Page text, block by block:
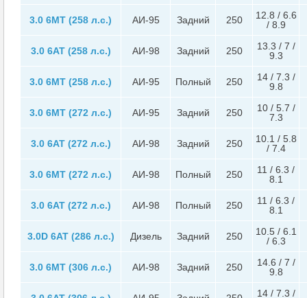
3.0 6MT (258 л.с.) АИ-95 Задний 250
12.8 / 6.6
/ 8.9
3.0 6AT (258 л.с.) АИ-98 Задний 250
13.3 / 7 /
9.3
3.0 6MT (258 л.с.) АИ-95 Полный 250
14 / 7.3 /
9.8
3.0 6MT (272 л.с.) АИ-95 Задний 250
10 / 5.7 /
7.3
3.0 6AT (272 л.с.) АИ-98 Задний 250
10.1 / 5.8
/ 7.4
3.0 6MT (272 л.с.) АИ-98 Полный 250
11 / 6.3 /
8.1
3.0 6AT (272 л.с.) АИ-98 Полный 250
11 / 6.3 /
8.1
3.0D 6AT (286 л.с.) Дизель Задний 250
10.5 / 6.1
/ 6.3
3.0 6MT (306 л.с.) АИ-98 Задний 250
14.6 / 7 /
9.8
14 / 7.3 /